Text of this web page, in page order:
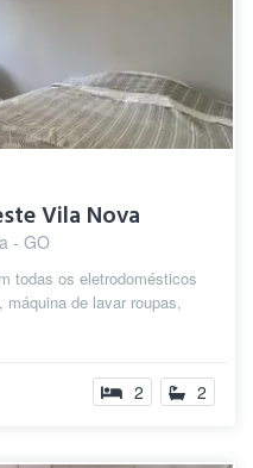
Vila Nova
- GO
todas os eletrodomésticos
de lavar roupas,
2 2